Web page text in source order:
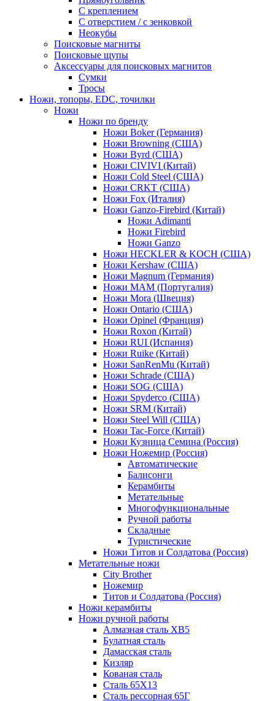
С креплением
С отверстием / с зенковкой
Неокубы
Поисковые магниты
Поисковые щупы
Аксессуары для поисковых магнитов
Сумки
Тросы
Ножи, топоры, EDC, точилки
Ножи
Ножи по бренду
Ножи Boker (Германия)
Ножи Browning (США)
Ножи Byrd (США)
Ножи CIVIVI (Китай)
Ножи Cold Steel (США)
Ножи CRKT (США)
Ножи Fox (Италия)
Ножи Ganzo-Firebird (Китай)
Ножи Adimanti
Ножи Firebird
Ножи Ganzo
Ножи HECKLER & KOCH (США)
Ножи Kershaw (США)
Ножи Magnum (Германия)
Ножи MAM (Португалия)
Ножи Mora (Швеция)
Ножи Ontario (США)
Ножи Opinel (Франция)
Ножи Roxon (Китай)
Ножи RUI (Испания)
Ножи Ruike (Китай)
Ножи SanRenMu (Китай)
Ножи Schrade (США)
Ножи SOG (США)
Ножи Spyderco (США)
Ножи SRM (Китай)
Ножи Steel Will (США)
Ножи Tac-Force (Китай)
Ножи Кузница Семина (Россия)
Ножи Ножемир (Россия)
Автоматические
Балисонги
Керамбиты
Метательные
Многофункциональные
Ручной работы
Складные
Туристические
Ножи Титов и Солдатова (Россия)
Метательные ножи
City Brother
Ножемир
Титов и Солдатова (Россия)
Ножи керамбиты
Ножи ручной работы
Алмазная сталь ХВ5
Булатная сталь
Дамасская сталь
Кизляр
Кованая сталь
Сталь 65Х13
Сталь рессорная 65Г